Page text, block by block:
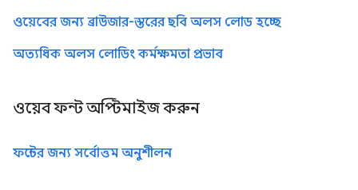
ওয়েবের জন্য ব্রাউজার-স্তরের ছবি অলস লোড হচ্ছে
অত্যধিক অলস লোডিং কর্মক্ষমতা প্রভাব
ওয়েব ফন্ট অপ্টিমাইজ করুন
ফন্টের জন্য সর্বোত্তম অনুশীলন